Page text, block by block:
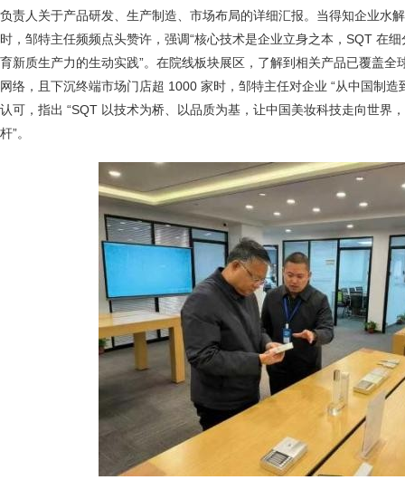
负责人关于产品研发、生产制造、市场布局的详细汇报。当得知企业水
时，邹特主任频频点头赞许，强调“核心技术是企业立身之本，SQT 在
育新质生产力的生动实践”。在院线板块展区，了解到相关产品已覆盖全
网络，且下沉终端市场门店超 1000 家时，邹特主任对企业 “从中国制造
认可，指出 “SQT 以技术为桥、以品质为基，让中国美妆科技走向世界
杆”。